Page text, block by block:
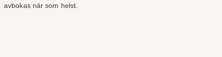
avbokas när som helst.